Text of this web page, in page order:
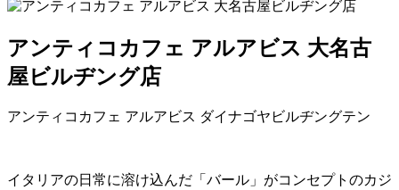
アンティコカフェ アルアビス 大名古
屋ビルヂング店
アンティコカフェ アルアビス ダイナゴヤビルヂングテン
イタリアの日常に溶け込んだ「バール」がコンセプトのカジ